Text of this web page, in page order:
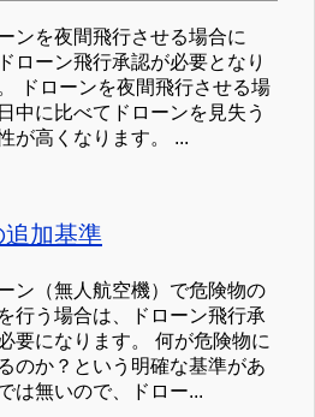
ンを夜間飛行させる場合に
ローン飛行承認が必要となり
ドローンを夜間飛行させる場
中に比べてドローンを見失う
が高くなります。 ...
加基準
ン（無人航空機）で危険物の
行う場合は、ドローン飛行承
要になります。 何が危険物に
のか？という明確な基準があ
は無いので、ドロー...